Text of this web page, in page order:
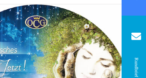
Rundbrief